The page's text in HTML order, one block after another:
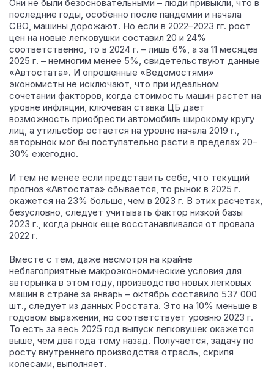
Они не были безосновательными – люди привыкли, что в
последние годы, особенно после пандемии и начала
СВО, машины дорожают. Но если в 2022–2023 гг. рост
цен на новые легковушки составил 20 и 24%
соответственно, то в 2024 г. – лишь 6%, а за 11 месяцев
2025 г. – немногим менее 5%, свидетельствуют данные
«Автостата». И опрошенные «Ведомостями»
экономисты не исключают, что при идеальном
сочетании факторов, когда стоимость машин растет на
уровне инфляции, ключевая ставка ЦБ дает
возможность приобрести автомобиль широкому кругу
лиц, а утильсбор остается на уровне начала 2019 г.,
авторынок мог бы поступательно расти в пределах 20–
30% ежегодно.
И тем не менее если представить себе, что текущий
прогноз «Автостата» сбывается, то рынок в 2025 г.
окажется на 23% больше, чем в 2023 г. В этих расчетах,
безусловно, следует учитывать фактор низкой базы
2023 г., когда рынок еще восстанавливался от провала
2022 г.
Вместе с тем, даже несмотря на крайне
неблагоприятные макроэкономические условия для
авторынка в этом году, производство новых легковых
машин в стране за январь – октябрь составило 537 000
шт., следует из данных Росстата. Это на 10% меньше в
годовом выражении, но соответствует уровню 2023 г.
То есть за весь 2025 год выпуск легковушек окажется
выше, чем два года тому назад. Получается, задачу по
росту внутреннего производства отрасль, скрипя
колесами, выполняет.